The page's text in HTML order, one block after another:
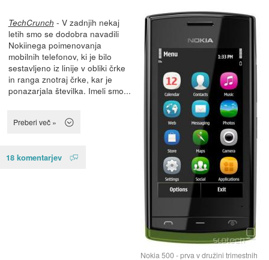
Nokia 500 - prva v družini trimestnih
TechCrunch - V zadnjih nekaj
letih smo se dodobra navadili
Nokiinega poimenovanja
mobilnih telefonov, ki je bilo
sestavljeno iz linije v obliki črke
in ranga znotraj črke, kar je
ponazarjala številka. Imeli smo...
Preberi več »
18 komentarjev